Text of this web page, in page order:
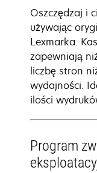
Oszczędzaj i
używając
Lexmarka.
zapewniają
liczbę stron
wydajności.
ilości
Program